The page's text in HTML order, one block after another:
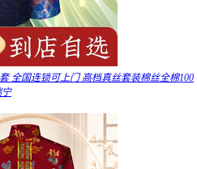
全国连锁可上门 高档真丝套装棉丝全棉100